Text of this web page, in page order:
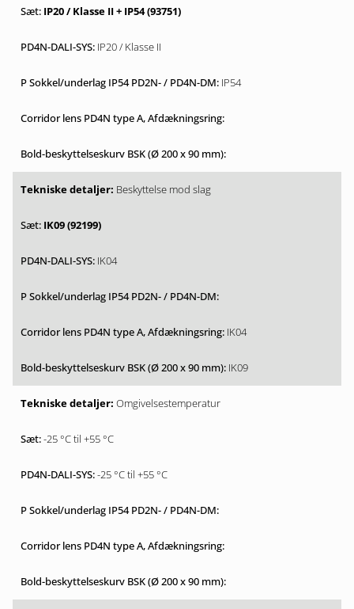
IP20 / Klasse II + IP54 (93751)
IP20 / Klasse II
IP54
Beskyttelse mod slag
IK09 (92199)
IK04
IK04
IK09
Omgivelsestemperatur
-25 °C til +55 °C
-25 °C til +55 °C